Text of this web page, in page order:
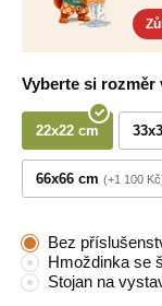
Vyberte si rozměr
22x22 cm
66x66 cm +1 100 Kč
Bez
Hmoždinka se
Stojan na